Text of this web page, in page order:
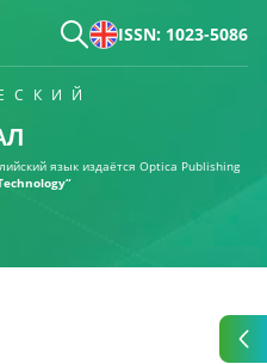
ISSN: 1023-5086
язык издаётся Optica Publishing